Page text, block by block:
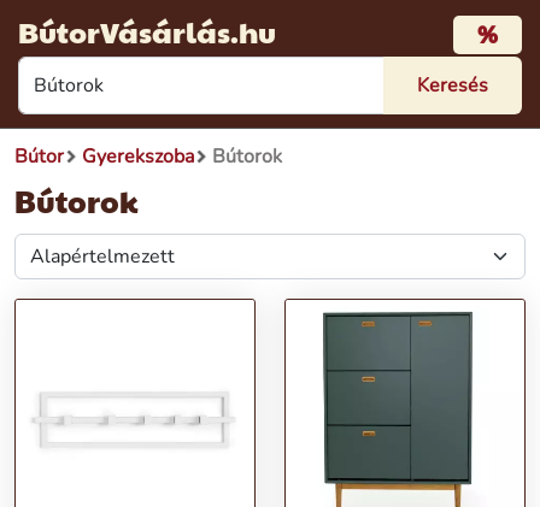
BútorVásárlás.hu %
Bútor Gyerekszoba Bútorok
Bútorok